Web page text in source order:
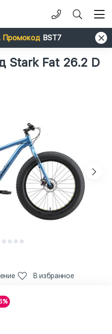
Промокод BST7
Stark Fat 26.2 D
В избранное